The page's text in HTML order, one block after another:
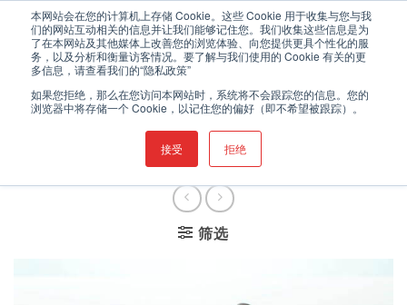
本网站会在您的计算机上存储 Cookie。这些 Cookie 用于收集与您与我
们的网站互动相关的信息并让我们能够记住您。我们收集这些信息是为
了在本网站及其他媒体上改善您的浏览体验、向您提供更具个性化的服
务，以及分析和衡量访客情况。要了解与我们使用的 Cookie 有关的更
多信息，请查看我们的“隐私政策”
如果您拒绝，那么在您访问本网站时，系统将不会跟踪您的信息。您的
浏览器中将存储一个 Cookie，以记住您的偏好（即不希望被跟踪）。
接受 拒绝
欢迎登录伯克希尔的中文网站
无尘室清洁耗材
洁净室平板拖把
筛选